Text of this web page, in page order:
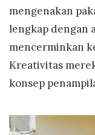
mengenakan
lengkap dengan
mencerminkan
Kreativitas
konsep